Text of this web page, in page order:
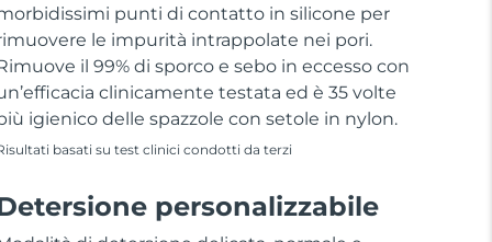
punti di contatto in silicone per
le impurità intrappolate nei pori.
il 99% di sporco e sebo in eccesso con
clinicamente testata ed è 35 volte
igienico delle spazzole con setole in nylon.
basati su test clinici condotti da terzi
personalizzabile